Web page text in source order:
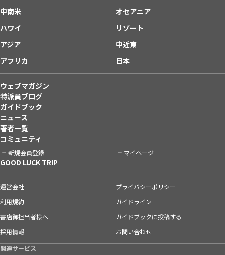
中南米
オセアニア
ハワイ
リゾート
アジア
中近東
アフリカ
日本
ウェブマガジン
特派員ブログ
ガイドブック
ニュース
著者一覧
コミュニティ
新規会員登録 マイページ
GOOD LUCK TRIP
運営会社
プライバシーポリシー
利用規約
ガイドライン
書店御担当者様へ
ガイドブックに投稿する
採用情報
お問い合わせ
関連サービス